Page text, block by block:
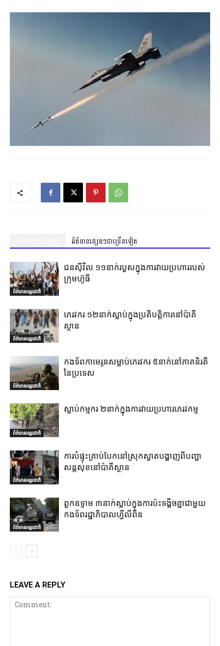
ព័ត៌មានផ្សេងៗជាច្រើនទៀត
ព័ត៌មានអន្តរជាតិ
ជនស៊ីវិល ១១នាក់របួសក្នុងការវាយប្រហាររបស់
ក្រុមហ៊ូធី
ព័ត៌មានអន្តរជាតិ
ភេរវករ ១២នាក់ស្លាប់ក្នុងប្រតិបត្តិការនៅប៉ាគី
ស្ថាន
ព័ត៌មានអន្តរជាតិ
កងទ័ពកាមេរូនសម្លាប់ភេរវករ ៥នាក់នៅភាគនិរតី
នៃប្រទេស
ព័ត៌មានអន្តរជាតិ
ស្លាប់កម្មករ ២នាក់ក្នុងការវាយប្រហារភេរវកម្ម
ព័ត៌មានអន្តរជាតិ
ការបំផ្ទុះគ្រាប់បែកនៅស្រុកស្វាតបង្ហាញពីបញ្ហា
សន្តសុខនៅប៉ាគីស្ថាន
ព័ត៌មានអន្តរជាតិ
ពួកឧទ្ទាម ៣នាក់ស្លាប់ក្នុងការប៉ះទង្គិចគ្នាជាមួយ
កងទ័ពរដ្ឋាភិបាលហ្វីលីពីន
LEAVE A REPLY